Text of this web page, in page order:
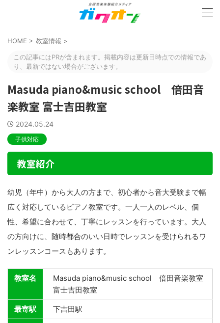
HOME > 教室情報 >
この記事にはPRが含まれます。掲載内容は更新日時点での情報であ
り、最新ではない場合がございます。
Masuda piano&music school 倍田音
楽教室 富士吉田教室
2024.05.24
子供対応
教室紹介
幼児（年中）から大人の方まで、初心者から音大受験まで幅
広く対応しているピアノ教室です。一人一人のレベル、個
性、希望に合わせて、丁寧にレッスンを行っています。大人
の方向けに、随時都合のいい日時でレッスンを受けられるワ
ンレッスンコースもあります。
教室名
Masuda piano&music school 倍田音楽教室
富士吉田教室
最寄駅 下吉田駅